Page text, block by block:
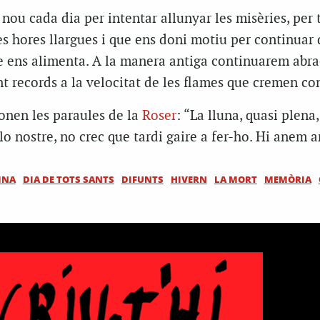
cada dia per intentar allunyar les misèries, per
hores llargues i que ens doni motiu per continuar
ens alimenta. A la manera antiga continuarem
records a la velocitat de les flames que cremen
les paraules de la Roser: “La lluna, quasi
nostre, no crec que tardi gaire a fer-ho. Hi anem
DIA DE TOTS SANTS DIFUNTS HIVERN LA MORT MEMÒRIA